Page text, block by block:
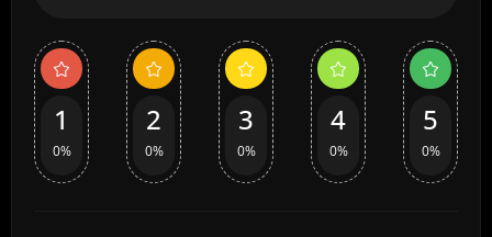
1
0%
2
0%
3
0%
4
0%
5
0%